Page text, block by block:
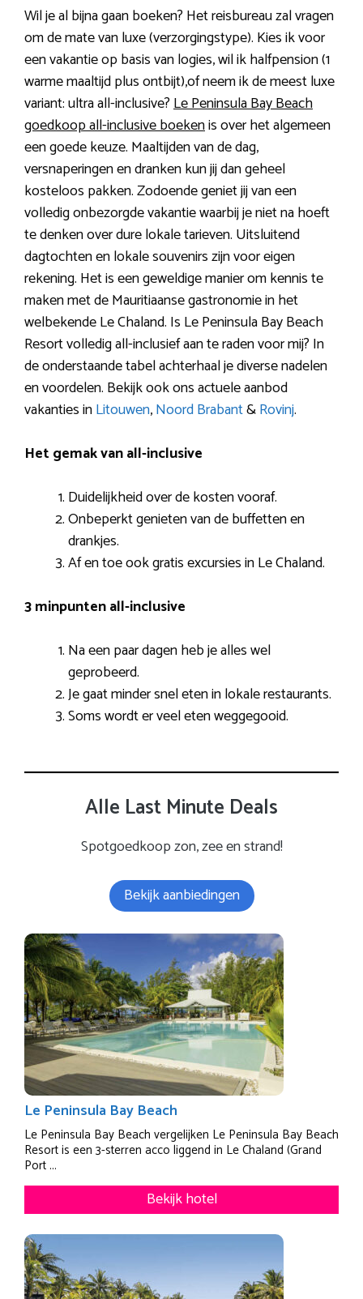
Wil je al bijna gaan boeken? Het reisbureau zal vragen
om de mate van luxe (verzorgingstype). Kies ik voor
een vakantie op basis van logies, wil ik halfpension (1
warme maaltijd plus ontbijt),of neem ik de meest luxe
variant: ultra all-inclusive?Le Peninsula Bay Beach
goedkoop all-inclusive boekenis over het algemeen
een goede keuze. Maaltijden van de dag,
versnaperingen en dranken kun jij dan geheel
kosteloos pakken. Zodoende geniet jij van een
volledig onbezorgde vakantie waarbij je niet na hoeft
te denken over dure lokale tarieven. Uitsluitend
dagtochten en lokale souvenirs zijn voor eigen
rekening. Het is een geweldige manier om kennis te
maken met de Mauritiaanse gastronomie in het
welbekende Le Chaland. Is Le Peninsula Bay Beach
Resort volledig all-inclusief aan te raden voor mij? In
de onderstaande tabel achterhaal je diverse nadelen
en voordelen. Bekijk ook ons actuele aanbod
vakanties inLitouwen,Noord Brabant&Rovinj.
Het gemak van all-inclusive
Duidelijkheid over de kosten vooraf.
Onbeperkt genieten van de buffetten en
drankjes.
Af en toe ook gratis excursies in Le Chaland.
3 minpunten all-inclusive
Na een paar dagen heb je alles wel
geprobeerd.
Je gaat minder snel eten in lokale restaurants.
Soms wordt er veel eten weggegooid.
Alle Last Minute Deals
Spotgoedkoop zon, zee en strand!
Bekijk aanbiedingen
Le Peninsula Bay Beach
Le Peninsula Bay Beach vergelijken Le Peninsula Bay Beach
Resort is een 3-sterren acco liggend in Le Chaland (Grand
Port ...
Bekijk hotel